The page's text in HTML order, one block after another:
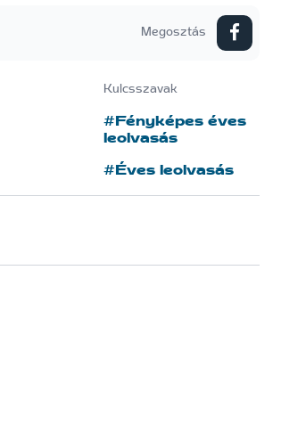
Megosztás
Kulcsszavak
#Fényképes éves
leolvasás
#Éves leolvasás